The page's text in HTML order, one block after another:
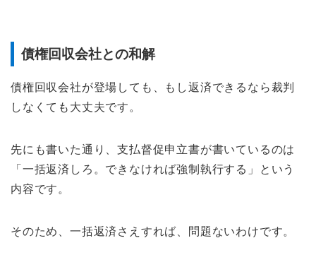
債権回収会社との和解
債権回収会社が登場しても、もし返済できるなら裁判
しなくても大丈夫です。
先にも書いた通り、支払督促申立書が書いているのは
「一括返済しろ。できなければ強制執行する」という
内容です。
そのため、一括返済さえすれば、問題ないわけです。